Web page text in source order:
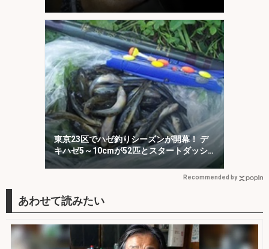
東京23区でハゼ釣りシーズンが開幕！ デ
キハゼ5～10cmが52匹とスタートダッシ
ュに成功
Recommended by